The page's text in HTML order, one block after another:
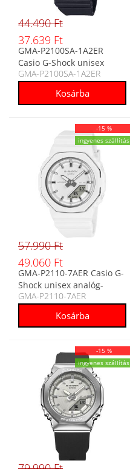
44.490 Ft
37.639 Ft
GMA-P2100SA-1A2ER
Casio G-Shock unisex
analóg-digitális karóra
GMA-P2100SA-1A2ER
-15 %
ingyenes szállítás
57.990 Ft
49.060 Ft
GMA-P2110-7AER Casio G-
Shock unisex analóg-
digitális karóra
GMA-P2110-7AER
-15 %
ingyenes szállítás